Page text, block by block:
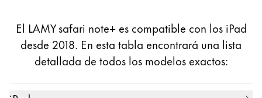
El LAMY safari note+ es compatible con los iPad
desde 2018. En esta tabla encontrará una lista
detallada de todos los modelos exactos: